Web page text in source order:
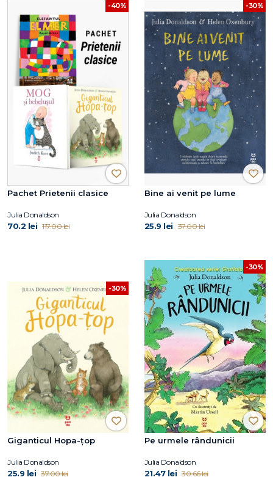
-40%
Pachet Prietenii clasice
Julia Donaldson
70.2 lei 117.00 lei
-30%
Bine ai venit pe lume
Julia Donaldson
25.9 lei 37.00 lei
-30%
Giganticul Hopa-țop
Julia Donaldson
25.9 lei 37.00 lei
-30%
Pe urmele rândunicii
Julia Donaldson
21.47 lei 30.66 lei